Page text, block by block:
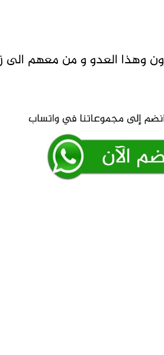
وهذا العدو و من معهم